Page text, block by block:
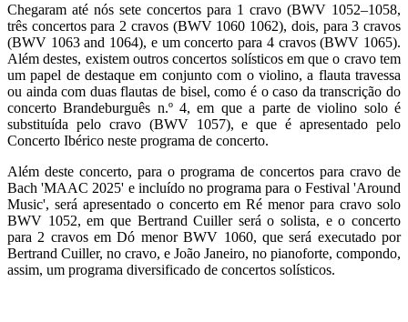
Chegaram até nós sete concertos para 1 cravo (BWV 1052–1058,
três concertos para 2 cravos (BWV 1060 1062), dois, para 3 cravos
(BWV 1063 and 1064), e um concerto para 4 cravos (BWV 1065).
Além destes, existem outros concertos solísticos em que o cravo tem
um papel de destaque em conjunto com o violino, a flauta travessa
ou ainda com duas flautas de bisel, como é o caso da transcrição do
concerto Brandeburguês n.º 4, em que a parte de violino solo é
substituída pelo cravo (BWV 1057), e que é apresentado pelo
Concerto Ibérico neste programa de concerto.
Além deste concerto, para o programa de concertos para cravo de
Bach 'MAAC 2025' e incluído no programa para o Festival 'Around
Music', será apresentado o concerto em Ré menor para cravo solo
BWV 1052, em que Bertrand Cuiller será o solista, e o concerto
para 2 cravos em Dó menor BWV 1060, que será executado por
Bertrand Cuiller, no cravo, e João Janeiro, no pianoforte, compondo,
assim, um programa diversificado de concertos solísticos.